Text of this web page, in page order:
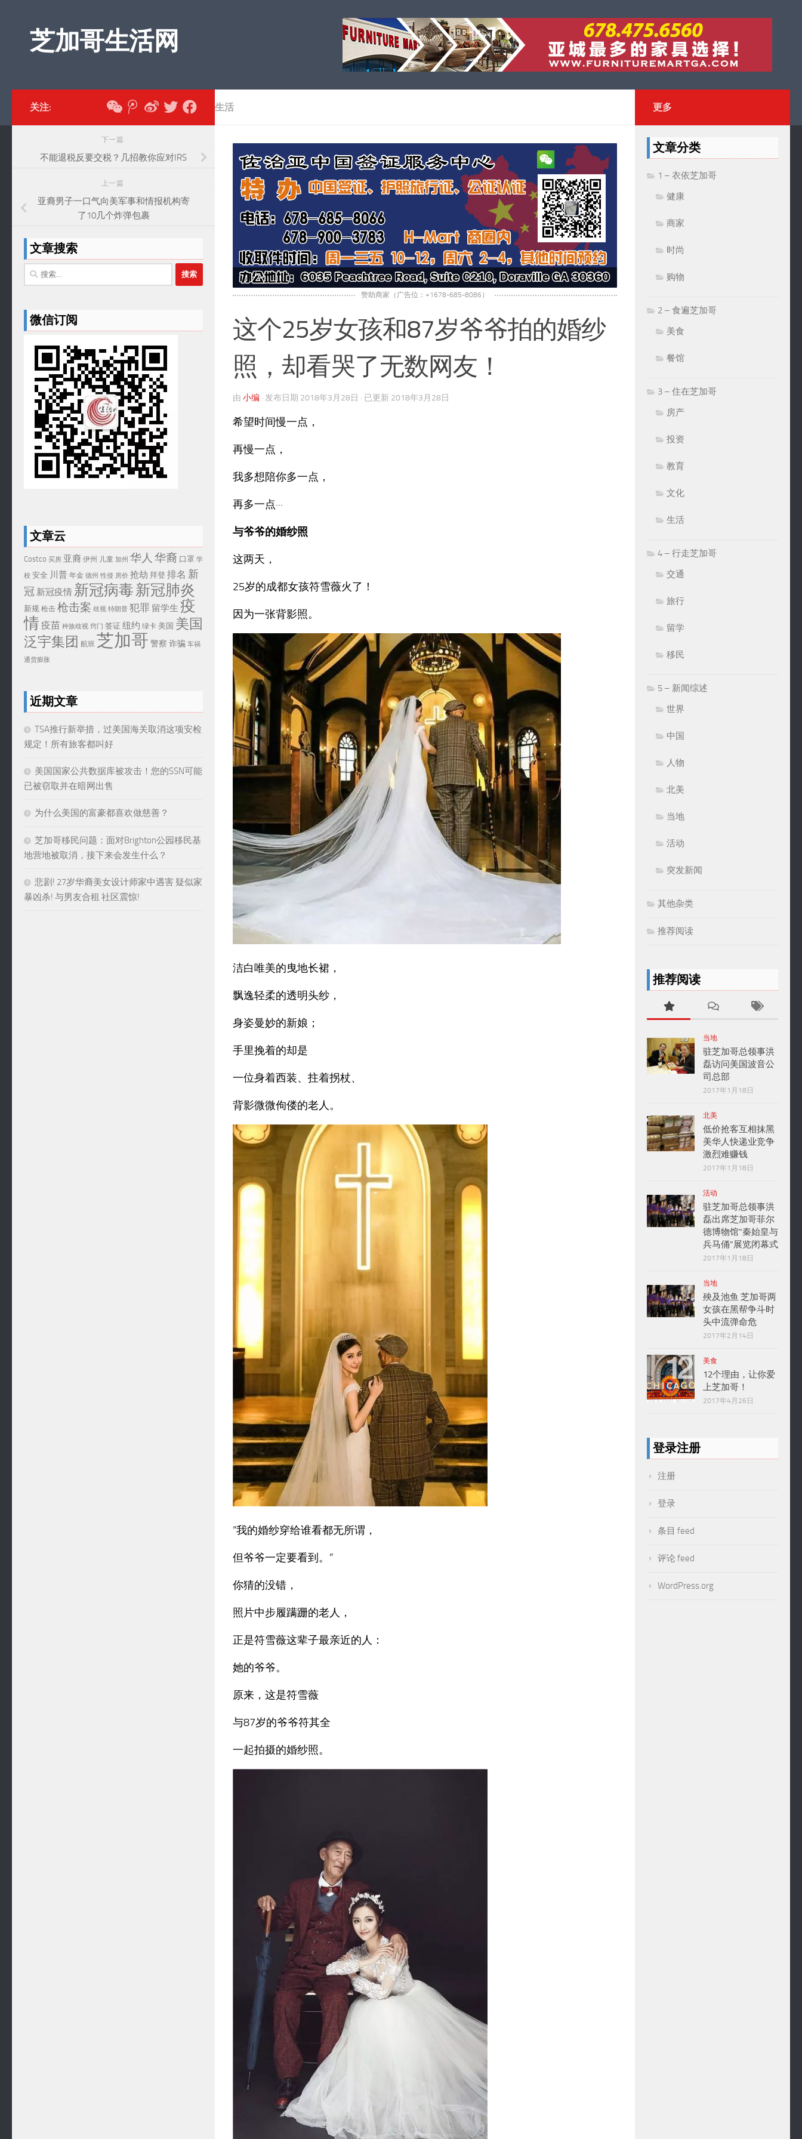
芝加哥生活网
生活
赞助商家（广告位：+1678-685-8086）
这个25岁女孩和87岁爷爷拍的婚纱
照，却看哭了无数网友！
由 小编 · 发布日期 2018年3月28日 · 已更新 2018年3月28日
希望时间慢一点，
再慢一点，
我多想陪你多一点，
再多一点···
与爷爷的婚纱照
这两天，
25岁的成都女孩符雪薇火了！
因为一张背影照。
洁白唯美的曳地长裙，
飘逸轻柔的透明头纱，
身姿曼妙的新娘；
手里挽着的却是
一位身着西装、拄着拐杖、
背影微微佝偻的老人。
“我的婚纱穿给谁看都无所谓，
但爷爷一定要看到。”
你猜的没错，
照片中步履蹒跚的老人，
正是符雪薇这辈子最亲近的人：
她的爷爷。
原来，这是符雪薇
与87岁的爷爷符其全
一起拍摄的婚纱照。
关注:
下一篇
不能退税反要交税？几招教你应对IRS
上一篇
亚裔男子一口气向美军事和情报机构寄
了10几个炸弹包裹
文章搜索
搜
索：
微信订阅
文章云
Costco 买房 亚裔 伊州 儿童 加州 华人 华裔 口罩 学
校 安全 川普 年金 德州 性侵 房价 抢劫 拜登 排名 新
冠 新冠疫情 新冠病毒新冠肺炎
新规 枪击 枪击案 歧视 特朗普 犯罪 留学生 疫
情 疫苗 种族歧视 窍门 签证 纽约 绿卡 美国 美国
泛宇集团 航班 芝加哥 警察 诈骗 车祸
通货膨胀
近期文章
TSA推行新举措，过美国海关取消这项安检
规定！所有旅客都叫好
美国国家公共数据库被攻击！您的SSN可能
已被窃取并在暗网出售
为什么美国的富豪都喜欢做慈善？
芝加哥移民问题：面对Brighton公园移民基
地营地被取消，接下来会发生什么？
悲剧! 27岁华裔美女设计师家中遇害 疑似家
暴凶杀! 与男友合租 社区震惊!
更多
文章分类
1 – 衣依芝加哥
健康
商家
时尚
购物
2 – 食遍芝加哥
美食
餐馆
3 – 住在芝加哥
房产
投资
教育
文化
生活
4 – 行走芝加哥
交通
旅行
留学
移民
5 – 新闻综述
世界
中国
人物
北美
当地
活动
突发新闻
其他杂类
推荐阅读
推荐阅读
当地
驻芝加哥总领事洪
磊访问美国波音公
司总部
2017年1月18日
北美
低价抢客互相抹黑
美华人快递业竞争
激烈难赚钱
2017年1月18日
活动
驻芝加哥总领事洪
磊出席芝加哥菲尔
德博物馆“秦始皇与
兵马俑”展览闭幕式
2017年1月18日
当地
殃及池鱼 芝加哥两
女孩在黑帮争斗时
头中流弹命危
2017年2月14日
美食
12个理由，让你爱
上芝加哥！
2017年4月26日
登录注册
注册
登录
条目 feed
评论 feed
WordPress.org